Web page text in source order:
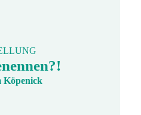
Köpenick